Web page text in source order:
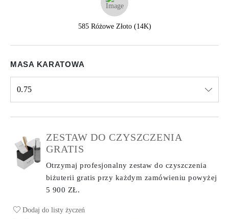
585 Różowe Złoto (14K)
MASA KARATOWA
0.75
ZESTAW DO CZYSZCZENIA
GRATIS
Otrzymaj profesjonalny zestaw do czyszczenia
biżuterii gratis przy każdym zamówieniupowyżej
5 900 ZŁ.
Dodaj do listy życzeń